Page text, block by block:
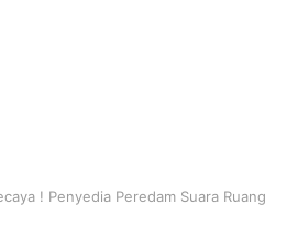
! Penyedia Peredam Suara Ruang